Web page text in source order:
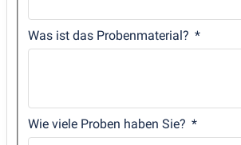
Was ist das Probenmaterial?
Wie viele Proben haben Sie?